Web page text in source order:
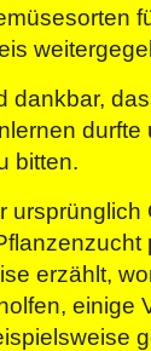
dankbar,
bitten.
erzählt,
einige